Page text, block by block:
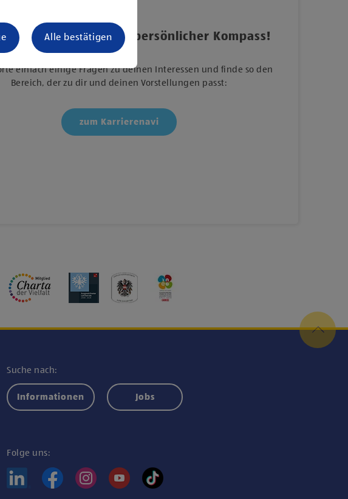
Karrierenavi ist dein persönlicher Kompass!
einfach einige Fragen zu deinen Interessen und finde so den
Bereich, der zu dir und deinen Vorstellungen passt:
zum Karrierenavi
Suche nach:
Informationen Jobs
Folge uns:
Alle bestätigen